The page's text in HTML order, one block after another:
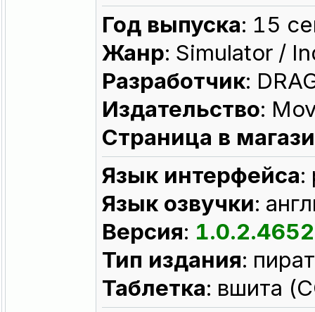
Год выпуска: 15
Жанр: Simulator /
Разработчик:
Издательство:
Страница в
Язык интерфейса:
Язык озвучки:
Версия:
Тип издания:
Таблeтка: вшита